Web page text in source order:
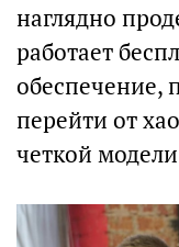
наглядно
работает
обеспечение,
перейти от
четкой